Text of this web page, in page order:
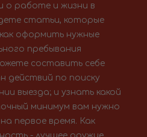
о работе и жизни в
статьи, которые
оформить нужные
пребывания
составить себе
действий по поиску
выезда; и узнать какой
минимум вам нужно
первое время. Как